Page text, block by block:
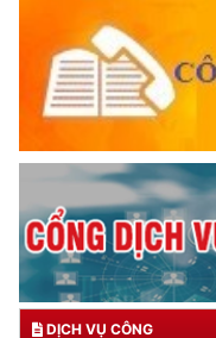
DỊCH VỤ CÔNG